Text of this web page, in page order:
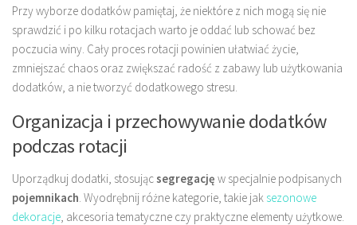
Przy wyborze dodatków pamiętaj, że niektóre z nich mogą się nie
sprawdzić i po kilku rotacjach warto je oddać lub schować bez
poczucia winy. Cały proces rotacji powinien ułatwiać życie,
zmniejszać chaos oraz zwiększać radość z zabawy lub użytkowania
dodatków, a nie tworzyć dodatkowego stresu.
Organizacja i przechowywanie dodatków
podczas rotacji
Uporządkuj dodatki, stosującsegregację w specjalnie podpisanych
pojemnikach . Wyodrębnij różne kategorie, takie jak sezonowe
dekoracje , akcesoria tematyczne czy praktyczne elementy użytkowe.